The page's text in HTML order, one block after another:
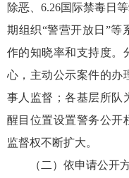
除恶、6.26国际禁毒日
期组织“警营开放日”等
作的知晓率和支持度。
心，主动公示案件的办
事人监督；各基层所队
醒目位置设置警务公开
监督权不断扩大。
（二）依申请公开